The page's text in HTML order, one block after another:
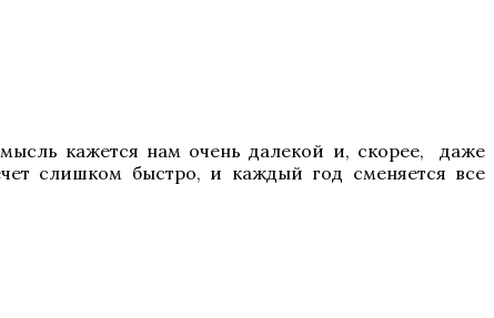
кажется нам очень далекой и, скорее, даже
слишком быстро, и каждый год сменяется все